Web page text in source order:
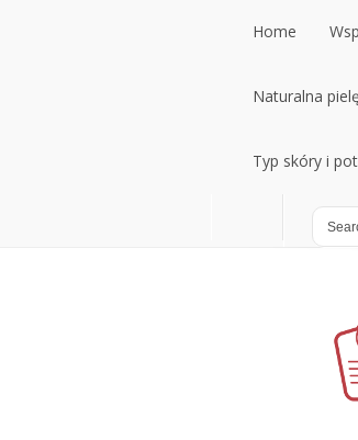
Home
Home
Naturalna
Naturalna
Typ skóry i
Typ skóry i